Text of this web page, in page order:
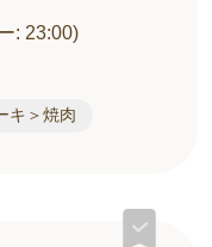
: 23:00)
キ＞焼肉